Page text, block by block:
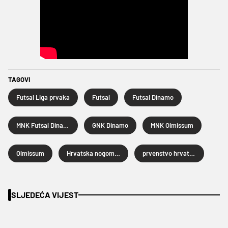
TAGOVI
Futsal Liga prvaka Futsal Futsal Dinamo
GNK Dinamo MNK Olmissum
Olmissum
SLJEDEĆA VIJEST